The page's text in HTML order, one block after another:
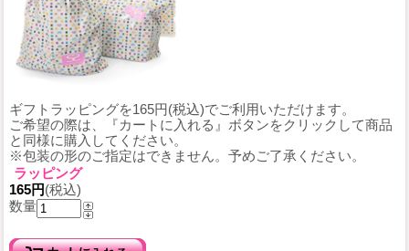
ギフトラッピングを165円(税込)でご利用いただけます。
ご希望の際は、『カートに入れる』ボタンをクリックして商品
と同様に購入してください。
※包装の形のご指定はできません。予めご了承ください。
ラッピング
165円(税込)
数量